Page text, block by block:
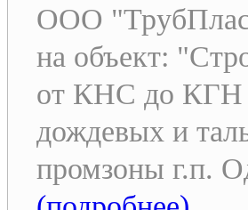
ООО
на объект:
от КНС до КГН
дождевых и
промзоны г.п.